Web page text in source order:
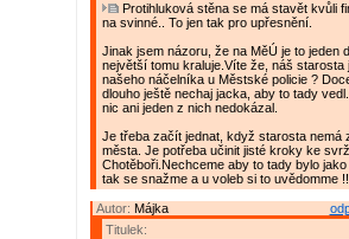
Protihluková stěna se má stavět kvůli
na svinné.. To jen tak pro upřesnění.
Jinak jsem názoru, že na MěÚ je to jeden
největší tomu kraluje.Víte že, náš starosta
našeho náčelníka u Městské policie ?
dlouho ještě nechaj jacka, aby to tady
nic ani jeden z nich nedokázal.
Je třeba začít jednat, když starosta nemá
města. Je potřeba učinit jisté kroky ke
Chotěboři.Nechceme aby to tady bylo
tak se snažme a u voleb si to uvědomme !!
Autor: Májka
Titulek: